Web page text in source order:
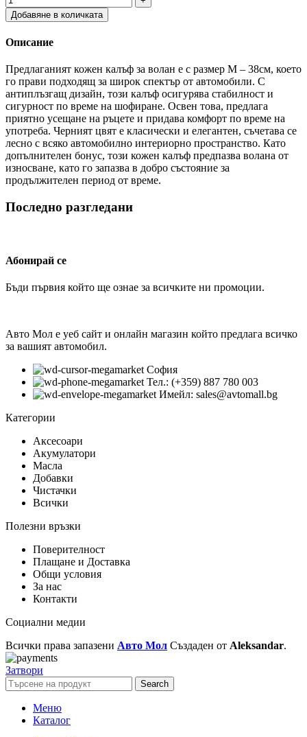
Добавяне в количката
Описание
Предлаганият кожен калъф за волан е с размер М – 38см, което
го прави подходящ за широк спектър от автомобили. С
антиплъзгащ дизайн, този калъф осигурява стабилност и
сигурност по време на шофиране. Освен това, предлага
приятно усещане на ръцете и придава комфорт по време на
употреба. Черният цвят е класически и елегантен, съчетава се
лесно с всяко автомобилно интериорно пространство. Като
допълнителен бонус, този кожен калъф предпазва волана от
износване, като го запазва в добро състояние за
продължителен период от време.
Последно разгледани
Абонирай се
Бъди първия който ще ознае за всичките ни промоции.
Авто Мол е уеб сайт и онлайн магазин който предлага всичко
за вашият автомобил.
София
Тел.: (+359) 887 780 003
Имейл: sales@avtomall.bg
Категории
Аксесоари
Акумулатори
Масла
Добавки
Чистачки
Всички
Полезни връзки
Поверителност
Плащане и Доставка
Общи условия
За нас
Контакти
Социални медии
Всички права запазени Авто Мол Създаден от Aleksandar.
Затвори
Search
Меню
Каталог